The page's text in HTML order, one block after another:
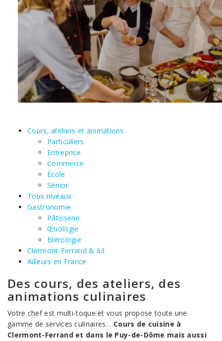
Cours, ateliers et animations
Particuliers
Entreprise
Commerce
École
Sénior
Tous niveaux
Gastronomie
Pâtisserie
Œnologie
Biérologie
Clermont-Ferrand & 63
Ailleurs en France
Des cours, des ateliers, des
animations culinaires
Votre chef est multi-toque et vous propose toute une
gamme de services culinaires… Cours de cuisine à
Clermont-Ferrand et dans le Puy-de-Dôme mais aussi